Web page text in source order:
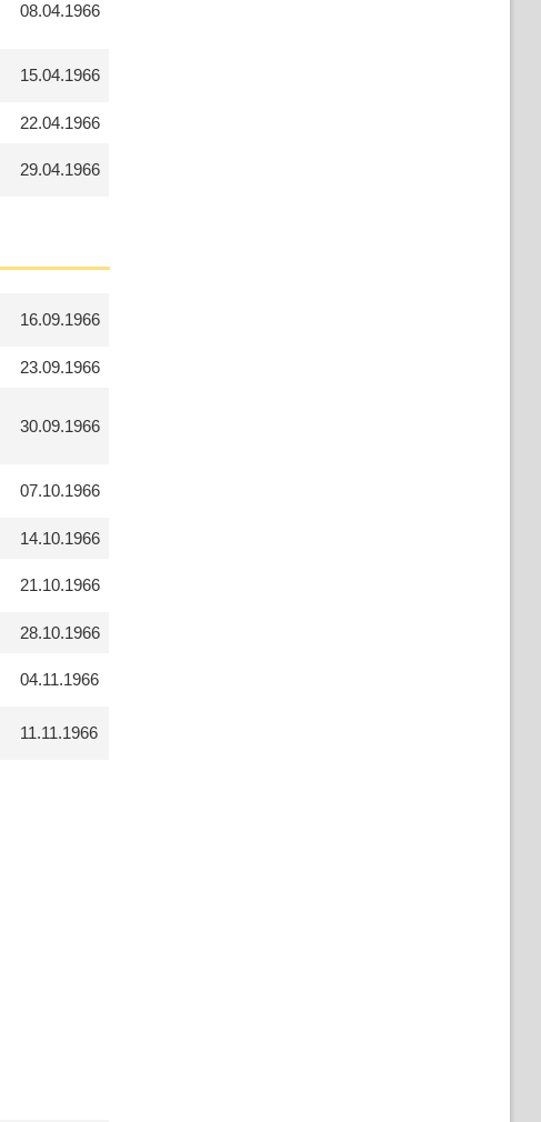
08.04.1966
15.04.1966
22.04.1966
29.04.1966
16.09.1966
23.09.1966
30.09.1966
07.10.1966
14.10.1966
21.10.1966
28.10.1966
04.11.1966
11.11.1966